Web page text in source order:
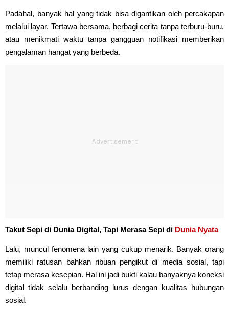
Padahal, banyak hal yang tidak bisa digantikan oleh percakapan
melalui layar. Tertawa bersama, berbagi cerita tanpa terburu-buru,
atau menikmati waktu tanpa gangguan notifikasi memberikan
pengalaman hangat yang berbeda.
Takut Sepi di Dunia Digital, Tapi Merasa Sepi di Dunia Nyata
Lalu, muncul fenomena lain yang cukup menarik. Banyak orang
memiliki ratusan bahkan ribuan pengikut di media sosial, tapi
tetap merasa kesepian. Hal ini jadi bukti kalau banyaknya koneksi
digital tidak selalu berbanding lurus dengan kualitas hubungan
sosial.